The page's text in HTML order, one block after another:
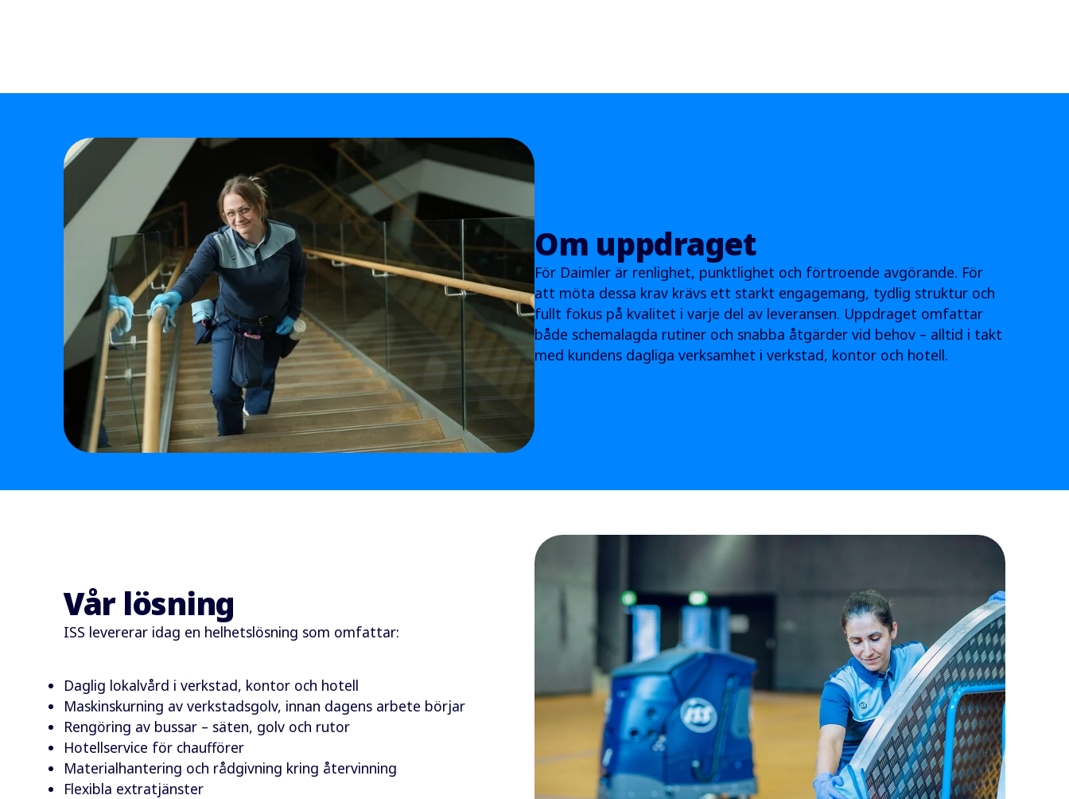
Om uppdraget
För Daimler är renlighet, punktlighet och förtroende avgörande. För
att möta dessa krav krävs ett starkt engagemang, tydlig struktur och
fullt fokus på kvalitet i varje del av leveransen. Uppdraget omfattar
både schemalagda rutiner och snabba åtgärder vid behov – alltid i takt
med kundens dagliga verksamhet i verkstad, kontor och hotell.
Vår lösning
ISS levererar idag en helhetslösning som omfattar:
Daglig lokalvård i verkstad, kontor och hotell
Maskinskurning av verkstadsgolv, innan dagens arbete börjar
Rengöring av bussar – säten, golv och rutor
Hotellservice för chaufförer
Materialhantering och rådgivning kring återvinning
Flexibla extratjänster